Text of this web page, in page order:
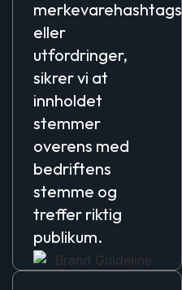
merkevarehashtags
eller
utfordringer,
sikrer vi at
innholdet
stemmer
overens med
bedriftens
stemme og
treffer riktig
publikum.